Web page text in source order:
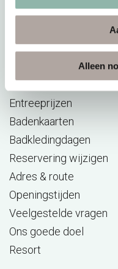
Alleen
Aufguss Challenge
Praktische info
Entreeprijzen
Badenkaarten
Badkledingdagen
Reservering wijzigen
Adres & route
Openingstijden
Veelgestelde vragen
Ons goede doel
Resort